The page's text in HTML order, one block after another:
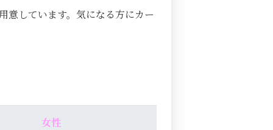
意しています。気になる方にカー
女性